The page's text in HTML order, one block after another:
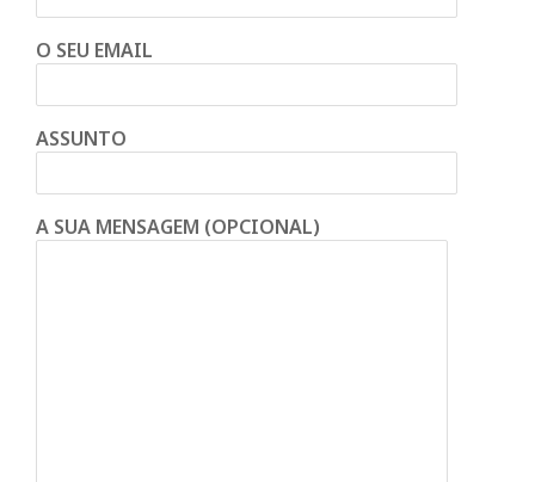
O SEU EMAIL
ASSUNTO
A SUA MENSAGEM (OPCIONAL)